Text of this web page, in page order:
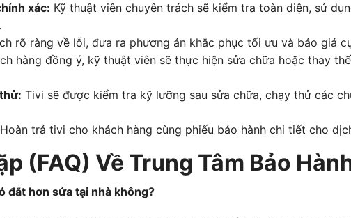
xác: Kỹ thuật viên chuyên trách sẽ kiểm tra toàn diện, sử
rõ ràng về lỗi, đưa ra phương án khắc phục tối ưu và báo giá
hàng đồng ý, kỹ thuật viên sẽ thực hiện sửa chữa hoặc thay
Tivi sẽ được kiểm tra kỹ lưỡng sau sửa chữa, chạy thử các
Hoàn trả tivi cho khách hàng cùng phiếu bảo hành chi tiết cho
(FAQ) Về Trung Tâm Bảo
đắt hơn sửa tại nhà không?